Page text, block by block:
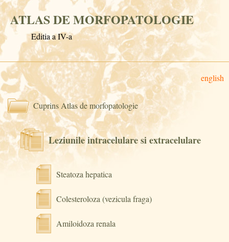
ATLAS DE MORFOPATOLOGIE
Editia a IV-a
english
Cuprins Atlas de morfopatologie
Leziunile intracelulare si extracelulare
Steatoza hepatica
Colesteroloza (vezicula fraga)
Amiloidoza renala